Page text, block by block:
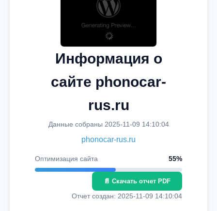
Информация о
сайте phonocar-
rus.ru
Данные собраны 2025-11-09 14:10:04
phonocar-rus.ru
Оптимизация сайта 55%
📄 Скачать отчет PDF
Отчет создан: 2025-11-09 14:10:04